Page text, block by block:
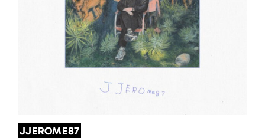
JJEROME87